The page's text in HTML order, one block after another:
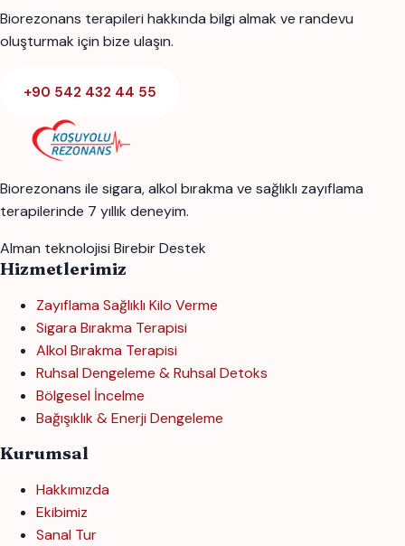
Biorezonans terapileri hakkında bilgi almak ve randevu
oluşturmak için bize ulaşın.
+90 542 432 44 55
Biorezonans ile sigara, alkol bırakma ve sağlıklı zayıflama
terapilerinde 7 yıllık deneyim.
Alman teknolojisi Birebir Destek
Hizmetlerimiz
Zayıflama Sağlıklı Kilo Verme
Sigara Bırakma Terapisi
Alkol Bırakma Terapisi
Ruhsal Dengeleme & Ruhsal Detoks
Bölgesel İncelme
Bağışıklık & Enerji Dengeleme
Kurumsal
Hakkımızda
Ekibimiz
Sanal Tur